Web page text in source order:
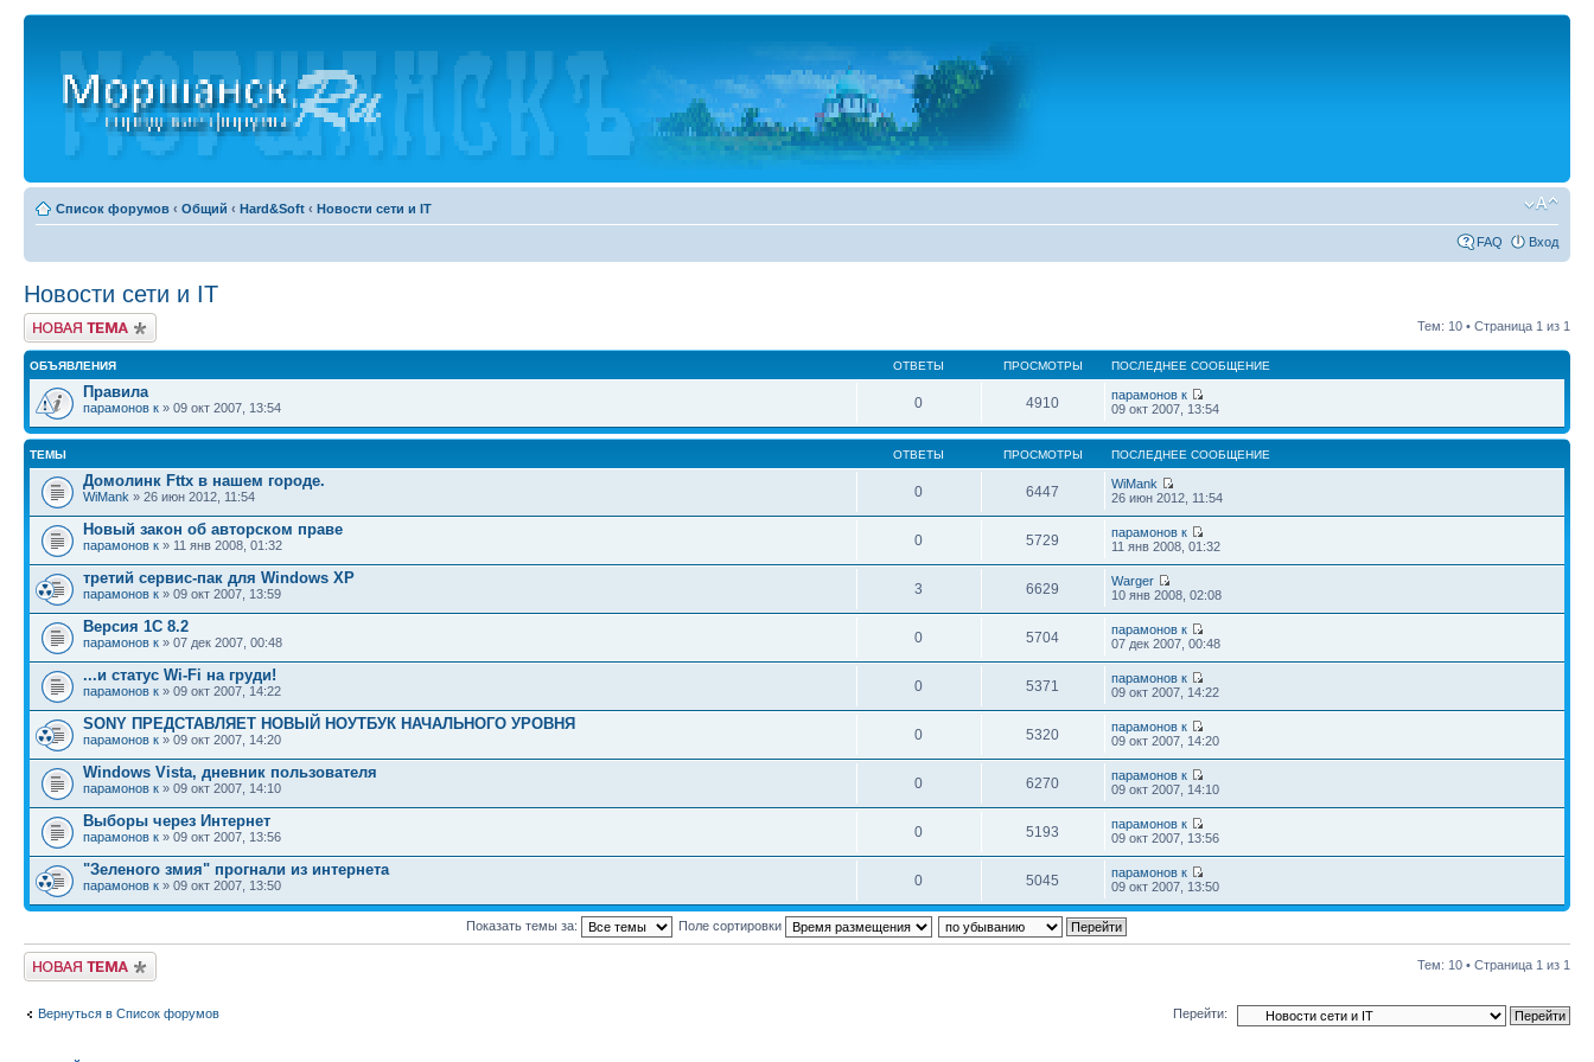
Список форумов ‹ Общий ‹ Hard&Soft ‹ Новости сети и IT
FAQ Вход
Новости сети и IT
Новая тема Тем: 10 • Страница 1 из 1
ОБЪЯВЛЕНИЯ ОТВЕТЫ ПРОСМОТРЫ ПОСЛЕДНЕЕ СООБЩЕНИЕ
Правила
парамонов к » 09 окт 2007, 13:54 0 4910
парамонов к
09 окт 2007, 13:54
ТЕМЫ ОТВЕТЫ ПРОСМОТРЫ ПОСЛЕДНЕЕ СООБЩЕНИЕ
Домолинк Fttx в нашем городе.
WiMank » 26 июн 2012, 11:54 0 6447
WiMank
26 июн 2012, 11:54
Новый закон об авторском праве
парамонов к » 11 янв 2008, 01:32 0 5729
парамонов к
11 янв 2008, 01:32
третий сервис-пак для Windows ХР
парамонов к » 09 окт 2007, 13:59 3 6629
Warger
10 янв 2008, 02:08
Версия 1С 8.2
парамонов к » 07 дек 2007, 00:48 0 5704
парамонов к
07 дек 2007, 00:48
...и статус Wi-Fi на груди!
парамонов к » 09 окт 2007, 14:22 0 5371
парамонов к
09 окт 2007, 14:22
SONY ПРЕДСТАВЛЯЕТ НОВЫЙ НОУТБУК НАЧАЛЬНОГО УРОВНЯ
парамонов к » 09 окт 2007, 14:20 0 5320
парамонов к
09 окт 2007, 14:20
Windows Vista, дневник пользователя
парамонов к » 09 окт 2007, 14:10 0 6270
парамонов к
09 окт 2007, 14:10
Выборы через Интернет
парамонов к » 09 окт 2007, 13:56 0 5193
парамонов к
09 окт 2007, 13:56
"Зеленого змия" прогнали из интернета
парамонов к » 09 окт 2007, 13:50 0 5045
парамонов к
09 окт 2007, 13:50
Показать темы за: Поле сортировки
Новая тема Тем: 10 • Страница 1 из 1
Вернуться в Список форумов Перейти: